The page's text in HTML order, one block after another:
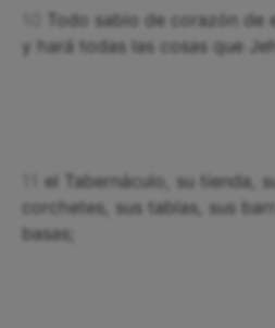
Todo sabio de corazón
y hará todas las cosas que
el Tabernáculo, su tienda,
corchetes, sus tablas, sus
basas;